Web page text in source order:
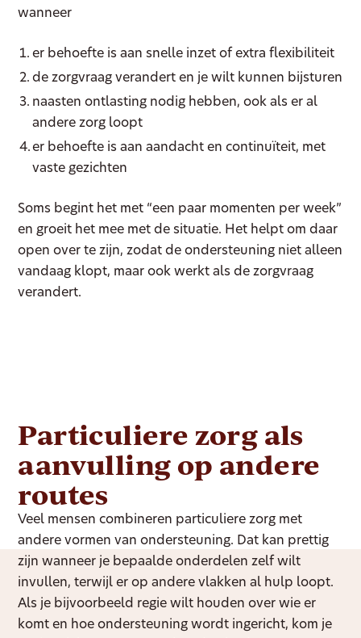
wanneer
er behoefte is aan snelle inzet of extra flexibiliteit
de zorgvraag verandert en je wilt kunnen bijsturen
naasten ontlasting nodig hebben, ook als er al
andere zorg loopt
er behoefte is aan aandacht en continuïteit, met
vaste gezichten
Soms begint het met “een paar momenten per week”
en groeit het mee met de situatie. Het helpt om daar
open over te zijn, zodat de ondersteuning niet alleen
vandaag klopt, maar ook werkt als de zorgvraag
verandert.
Particuliere zorg als
aanvulling op andere
routes
Veel mensen combineren particuliere zorg met
andere vormen van ondersteuning. Dat kan prettig
zijn wanneer je bepaalde onderdelen zelf wilt
invullen, terwijl er op andere vlakken al hulp loopt.
Als je bijvoorbeeld regie wilt houden over wie er
komt en hoe ondersteuning wordt ingericht, kom je